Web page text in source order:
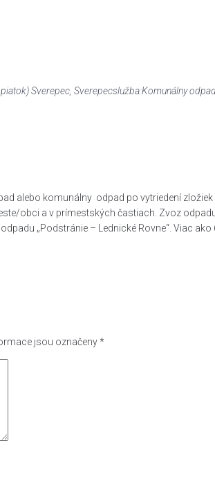
piatok)Sverepec , Sverepecslužba:Komunálny
alebo komunálny odpad po vytriedení
obci a v prímestských častiach. Zvoz
„Podstránie – Lednické Rovne“. Viac
jsou označeny*